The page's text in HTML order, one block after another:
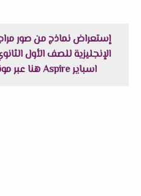
إستعراض نماذج من صور
اسباير Aspire هنا عبر موقعنا "